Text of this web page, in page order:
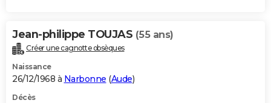
Jean-philippe TOUJAS (55 ans)
Créer une cagnotte obsèques
Naissance
26/12/1968 à Narbonne (Aude)
Décès